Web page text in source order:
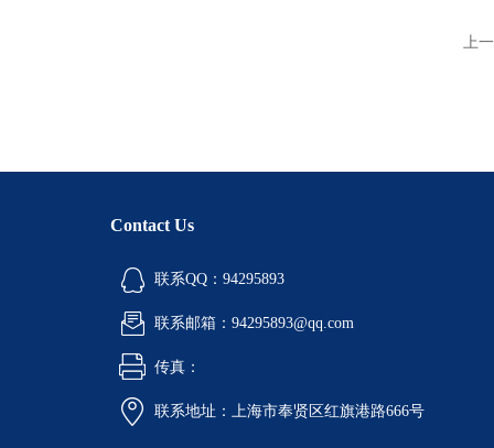
上
Contact Us
联系QQ：94295893
联系邮箱：94295893@qq.com
传真：
联系地址：上海市奉贤区红旗港路666号